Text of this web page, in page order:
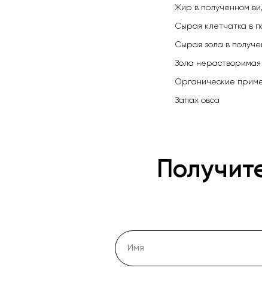
Жир в полученном
Сырая клетчатка в
Сырая зола в
Зола нерастворимая
Органические
Запах овса